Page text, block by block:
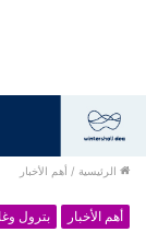
الرئيسية / أهم الأخبار
أهم الأخبار بترول